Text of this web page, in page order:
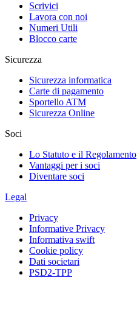
Scrivici
Lavora con noi
Numeri Utili
Blocco carte
Sicurezza
Sicurezza informatica
Carte di pagamento
Sportello ATM
Sicurezza Online
Soci
Lo Statuto e il Regolamento
Vantaggi per i soci
Diventare soci
Legal
Privacy
Informative Privacy
Informativa swift
Cookie policy
Dati societari
PSD2-TPP